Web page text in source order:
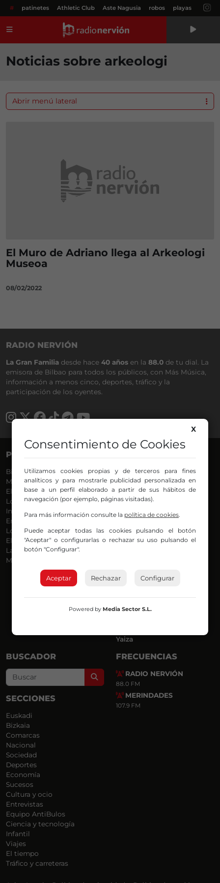
# patinetes Athletic Club Aste Nagusia robos playas
Noticias sobre arkeologi
El Muro de Adriano llega al Arkeologi
Museoa
08/02/2022
Abrir menú lateral
RADIO NERVIÓN
La Gran Familia desde hace 40 años en la 88.0 de tu dial. La
emisora de Bilbao para todos los públicos, con Más Música,
información a menos cinco, deportes, tráfico y la
participación de los oyentes.
PROGRAMAS
Bilbosport
Más Música
El Madrugador
Lo Más Nuevo
Informativos
En Ruta
Locos por la Música
El Supermadrugador
La Mañana de Radio Nervión
Más Madrugada
Agurtzane
Belén Ollero
Dani
Eduardo
Eva Argote
Endika
Iker
Iñigo
Joseba
Mar y Cielo
Miguel Ángel
Yaiza
BUSCADOR
Search
SECCIONES
Euskadi
Bizkaia
Comarcas
Nacional
Sociedad
Deportes
Economía
Sucesos
Cultura y ocio
Entrevistas
Equipo AntiBulos
Ciencia y tecnología
Infantil
Viajes
El tiempo
Tráfico y carreteras
FRECUENCIAS
RADIO NERVIÓN
88.0 FM
MERINDADES
107.9 FM
X
Consentimiento de Cookies
Utilizamos cookies propias y de terceros para fines
analíticos y para mostrarle publicidad personalizada en
base a un perfil elaborado a partir de sus hábitos de
navegación (por ejemplo, páginas visitadas).
Para más información consulte la política de cookies.
Puede aceptar todas las cookies pulsando el botón
"Aceptar" o configurarlas o rechazar su uso pulsando el
botón "Configurar".
Aceptar Rechazar Configurar
Powered by Media Sector S.L.